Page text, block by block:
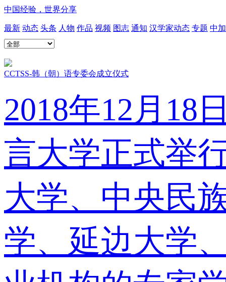
中国经验，世界分享
最新 动态 头条 人物 作品 视频 图志 通知 汉学家动态 专题 中
CCTSS-韩（朝）语专委会成立仪式
2018年12月18
言大学正式举
大学、中央民
学、延边大学